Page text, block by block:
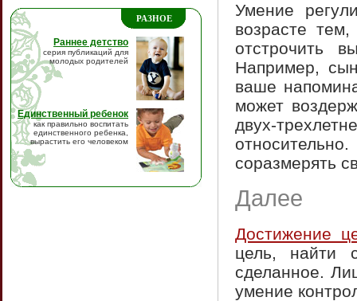
РАЗНОЕ
Раннее детство
серия публикаций для
молодых родителей
Единственный ребенок
как правильно воспитать
единственного ребенка,
вырастить его человеком
Умение
возрасте
отстрочить
Например,
ваше
может
двух-
соразмерять
Далее
Достижение
цель, найти
сделанное.
умение